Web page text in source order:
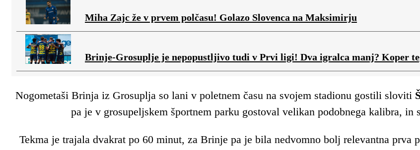
Miha Zajc že v prvem polčasu! Golazo Slovenca na Maksimirju
Brinje-Grosuplje je nepopustljivo tudi v Prvi ligi! Dva igralca manj? Koper
Nogometaši Brinja iz Grosuplja so lani v poletnem času na svojem stadionu gostili sloviti
pa je v grosupeljskem športnem parku gostoval velikan podobnega kalibra, in
Tekma je trajala dvakrat po 60 minut, za Brinje pa je bila nedvomno bolj relevantna